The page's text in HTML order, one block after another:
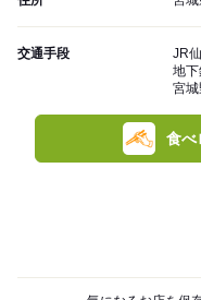
交通手段
JR
地
宮
食べ